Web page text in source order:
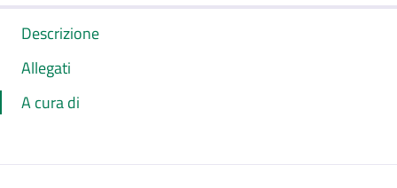
Descrizione
Allegati
A cura di